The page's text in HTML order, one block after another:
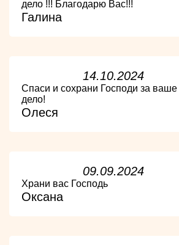
дело !!! Благодарю Вас!!!
Галина
14.10.2024
Спаси и сохрани Господи за ваше
дело!
Олеся
09.09.2024
Храни вас Господь
Оксана